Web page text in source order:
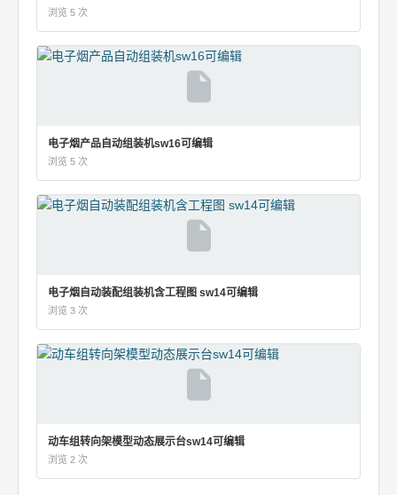
浏览 5 次
电子烟产品自动组装机sw16可编辑
浏览 5 次
电子烟自动装配组装机含工程图 sw14可编辑
浏览 3 次
动车组转向架模型动态展示台sw14可编辑
浏览 2 次